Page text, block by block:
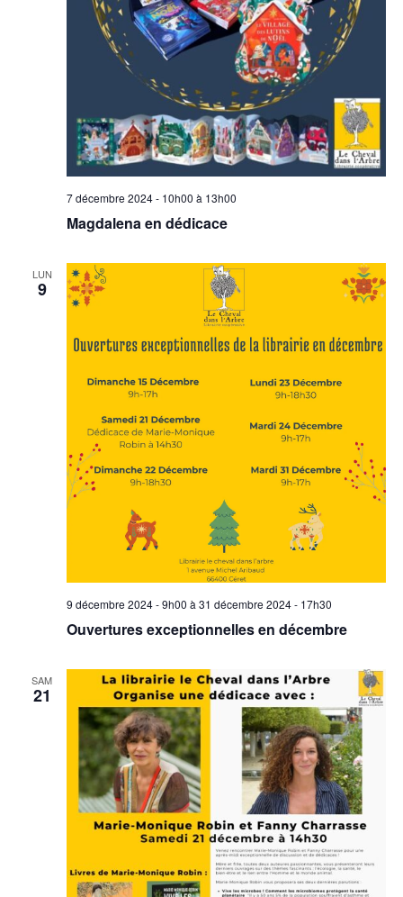
Magdalena en dédicace
7 décembre 2024 - 10h00 à 13h00
LUN
9
Ouvertures exceptionnelles en décembre
9 décembre 2024 - 9h00 à 31 décembre 2024 - 17h30
SAM
21